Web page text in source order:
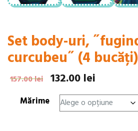
Set body-uri,
curcubeu˝ (4 bucăți)
157.00lei Prețul
inițial
a
132.00 lei
curent
este:
Mărime